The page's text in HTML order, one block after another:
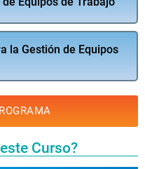
la Gestión de Equipos
Curso?